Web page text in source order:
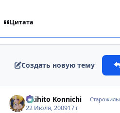
Цитата
Создать новую тему
Akihito Konnichi Старожилы
22 Июля, 200917 г